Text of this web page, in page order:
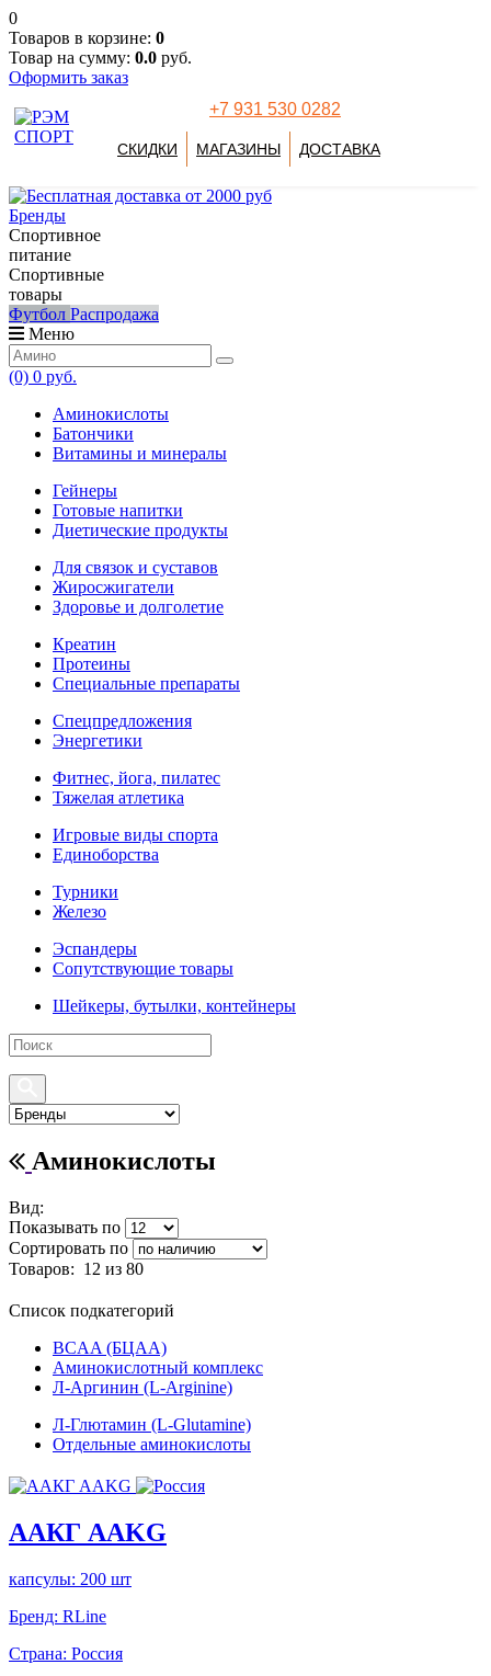
0
Товаров в корзине: 0
Товар на сумму: 0.0 руб.
Оформить заказ
+7 931 530 0282
СКИДКИ МАГАЗИНЫ ДОСТАВКА
Бренды
Спортивное
питание
Спортивные
товары
Футбол Распродажа
Меню
(0) 0 руб.
Аминокислоты
Батончики
Витамины и минералы
Гейнеры
Готовые напитки
Диетические продукты
Для связок и суставов
Жиросжигатели
Здоровье и долголетие
Креатин
Протеины
Специальные препараты
Спецпредложения
Энергетики
Фитнес, йога, пилатес
Тяжелая атлетика
Игровые виды спорта
Единоборства
Турники
Железо
Эспандеры
Сопутствующие товары
Шейкеры, бутылки, контейнеры
Аминокислоты
Вид:
Показывать по
Сортировать по
Товаров: 12 из 80
Список подкатегорий
BCAA (БЦАА)
Аминокислотный комплекс
Л-Аргинин (L-Arginine)
Л-Глютамин (L-Glutamine)
Отдельные аминокислоты
ААКГ AAKG
капсулы: 200 шт
Бренд: RLine
Страна: Россия